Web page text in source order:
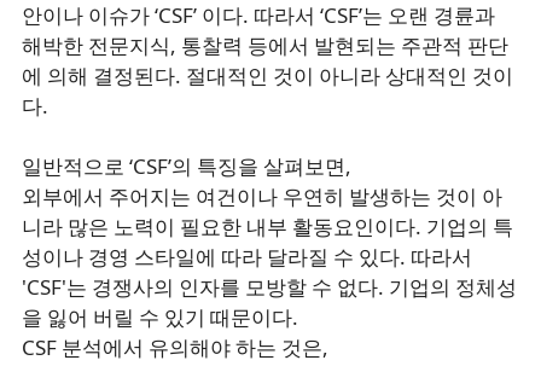
안이나 이슈가 ‘CSF’ 이다. 따라서 ‘CSF’는 오랜 경륜과
해박한 전문지식, 통찰력 등에서 발현되는 주관적 판단
에 의해 결정된다. 절대적인 것이 아니라 상대적인 것이
다.
일반적으로 ‘CSF’의 특징을 살펴보면,
외부에서 주어지는 여건이나 우연히 발생하는 것이 아
니라 많은 노력이 필요한 내부 활동요인이다. 기업의 특
성이나 경영 스타일에 따라 달라질 수 있다. 따라서
'CSF'는 경쟁사의 인자를 모방할 수 없다. 기업의 정체성
을 잃어 버릴 수 있기 때문이다.
CSF 분석에서 유의해야 하는 것은,